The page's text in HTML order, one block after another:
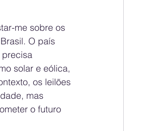
me sobre os
O país
precisa
solar e eólica,
os leilões
mas
o futuro